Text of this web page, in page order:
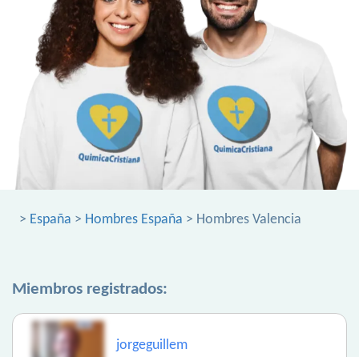
> España > Hombres España > Hombres Valencia
Miembros registrados:
jorgeguillem